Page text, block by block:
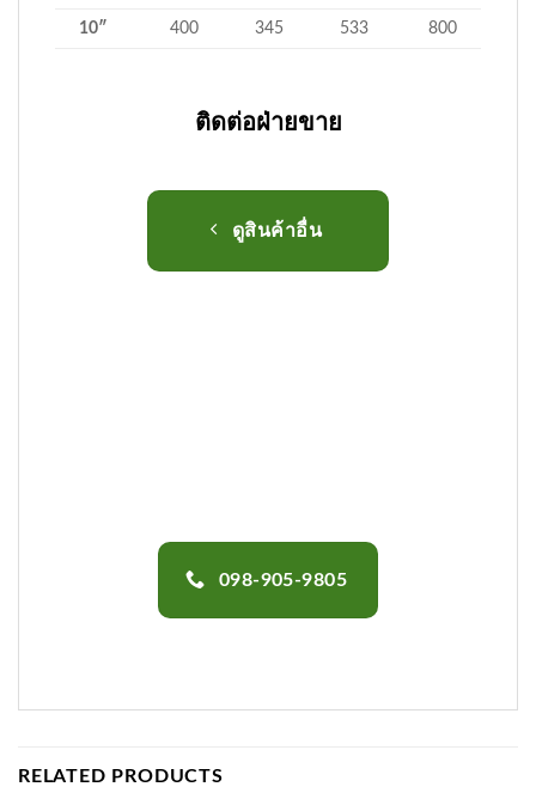
10″ 400 345 533 800
ติดต่อฝ่ายขาย
ดูสินค้าอื่น
098-905-9805
RELATED PRODUCTS